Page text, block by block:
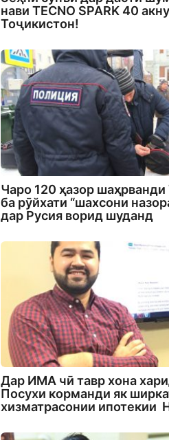
нави TECNO SPARK 40
Тоҷикистон!
Чаро 120 ҳазор
ба рӯйхати “шахсони
дар Русия ворид шуданд
Дар ИМА чӣ тавр хона
Посухи корманди як
хизматрасонии ипотекии